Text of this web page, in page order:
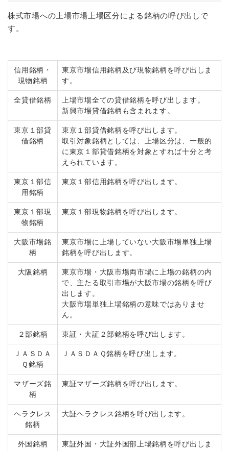
株式市場への上場市場上場区分による銘柄の呼び出しで
す。
信用銘柄・
現物銘柄
東京市場信用銘柄及び現物銘柄を呼び出しま
す。
全貸借銘柄
上場市場全ての貸借銘柄を呼び出します。
新興市場貸借銘柄も含まれます。
東京１部貸
借銘柄
東京１部貸借銘柄を呼び出します。
取引対象銘柄としては、上場区分は、一般的
に東京１部貸借銘柄を対象とすれば十分と考
えられています。
東京１部信
用銘柄
東京１部信用銘柄を呼び出します。
東京１部現
物銘柄
東京１部現物銘柄を呼び出します。
大阪市場銘
柄
東京市場に上場していない大阪市場単独上場
銘柄を呼び出します。
大阪銘柄
東京市場・大阪市場両市場に上場の銘柄の内
で、主たる取引市場が大阪市場の銘柄を呼び
出します。
大阪市場単独上場銘柄の意味ではありませ
ん。
２部銘柄 東証・大証２部銘柄を呼び出します。
ＪＡＳＤＡ
Ｑ銘柄
ＪＡＳＤＡＱ銘柄を呼び出します。
マザーズ銘
柄
東証マザーズ銘柄を呼び出します。
ヘラクレス
銘柄
大証ヘラクレス銘柄を呼び出します。
外国銘柄
東証外国・大証外国部上場銘柄を呼び出しま